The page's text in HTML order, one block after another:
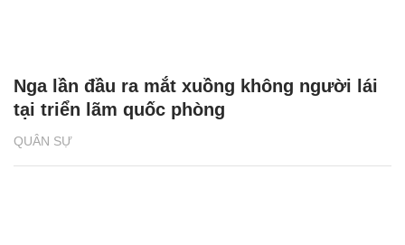
QUÂN SỰ
Nga lần đầu ra mắt xuồng không người lái
tại triển lãm quốc phòng